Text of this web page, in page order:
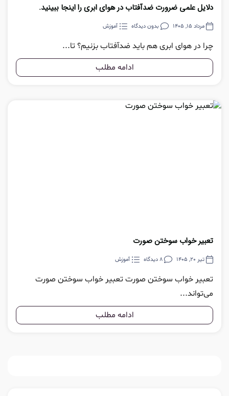
دلایل علمی ضرورت ضدآفتاب در هوای ابری را اینجا ببینید.
مرداد 15, 1405 بدون دیدگاه آموزش
چرا در هوای ابری هم باید ضدآفتاب بزنیم؟ تا...
ادامه مطلب
تعبیر خواب سوختن صورت
تیر 20, 1405 8 دیدگاه آموزش
تعبیر خواب سوختن صورت تعبیر خواب سوختن صورت
می‌تواند...
ادامه مطلب